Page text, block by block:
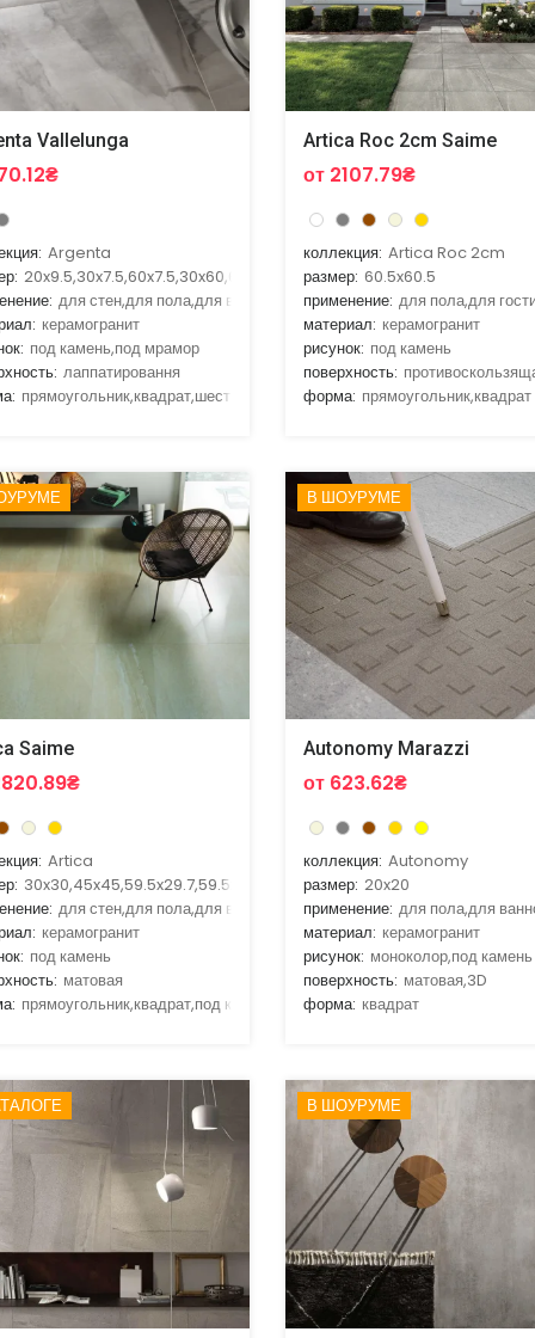
Vallelunga
Argenta
20x9.5,30x7.5,60x7.5,30x60,60x60
для стен,для пола,для ванной,для гостиной,для кухни
керамогранит
под камень,под мрамор
лаппатировання
прямоугольник,квадрат,шестигранник,соты
Artica Roc 2cm Saime
от 2107.79₴
коллекция: Artica Roc 2cm
размер: 60.5x60.5
применение: для пола,для
материал: керамогранит
рисунок: под камень
поверхность:
форма: прямоугольник,квадрат
Saime
Artica
30x30,45x45,59.5x29.7,59.5x59.5,30x60
для стен,для пола,для ванной,для гостиной,для кухни
керамогранит
под камень
матовая
прямоугольник,квадрат,под кирпич
В ШОУРУМЕ
Autonomy Marazzi
от 623.62₴
коллекция: Autonomy
размер: 20x20
применение: для пола,для
материал: керамогранит
рисунок: моноколор,под камень
поверхность: матовая,3D
форма: квадрат
В ШОУРУМЕ